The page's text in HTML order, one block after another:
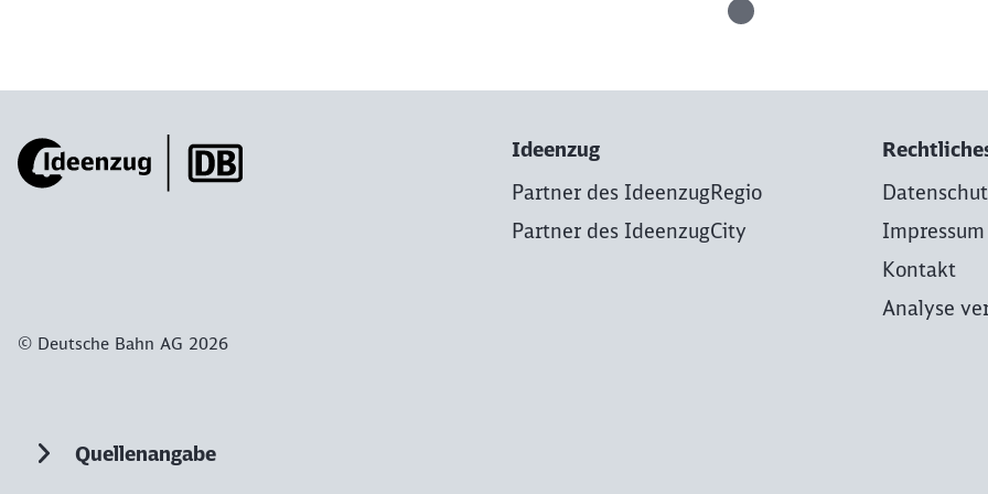
Ideenzug
Partner des IdeenzugRegio
Partner des IdeenzugCity
Impressum
Kontakt
Analyse
© Deutsche Bahn AG 2026
Quellenangabe